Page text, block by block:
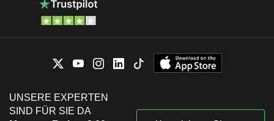
UNSERE EXPERTEN
SIND FÜR SIE DA